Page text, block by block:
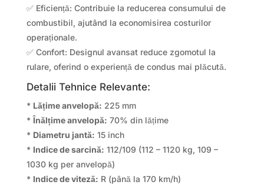
✅ Eficiență: Contribuie la reducerea consumului de
combustibil, ajutând la economisirea costurilor
operaționale.
✅ Confort: Designul avansat reduce zgomotul la
rulare, oferind o experiență de condus mai plăcută.
Detalii Tehnice Relevante:
* Lățime anvelopă: 225 mm
*Înălțime anvelopă: 70% din lățime
* Diametru jantă: 15 inch
* Indice de sarcină: 112/109 (112 – 1120 kg, 109 –
1030 kg per anvelopă)
* Indice de viteză: R (până la 170 km/h)